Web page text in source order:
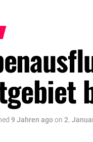
9 Jahren agoon 2.